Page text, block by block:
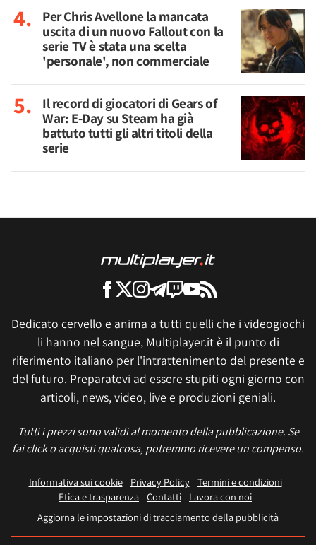
Per Chris Avellone la mancata
uscita di un nuovo Fallout con la
serie TV è stata una scelta
'personale', non commerciale
Il record di giocatori di Gears of
War: E-Day su Steam ha già
battuto tutti gli altri titoli della
serie
Dedicato cervello e anima a tutti quelli che i videogiochi
li hanno nel sangue, Multiplayer.it è il punto di
riferimento italiano per l'intrattenimento del presente e
del futuro. Preparatevi ad essere stupiti ogni giorno con
articoli, news, video, live e produzioni geniali.
Tutti i prezzi sono validi al momento della pubblicazione. Se
fai click o acquisti qualcosa, potremmo ricevere un compenso.
Informativa sui cookie Privacy Policy
Termini e condizioni
Etica e trasparenza Contatti
Lavora con noi
Aggiorna le impostazioni di tracciamento della pubblicità